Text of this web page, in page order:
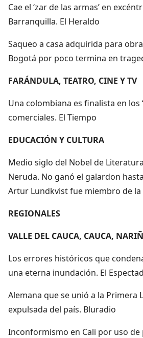
Cae el ‘zar de las armas’ en
Barranquilla. El Heraldo
Saqueo a casa adquirida para
Bogotá por poco termina en
FARÁNDULA, TEATRO, CINE Y TV
Una colombiana es finalista en los
comerciales. El Tiempo
EDUCACIÓN Y CULTURA
Medio siglo del Nobel de
Neruda. No ganó el galardon
Artur Lundkvist fue miembro de la
REGIONALES
VALLE DEL CAUCA, CAUCA,
Los errores históricos que
una eterna inundación. El
Alemana que se unió a la Primera
expulsada del país. Bluradio
Inconformismo en Cali por uso